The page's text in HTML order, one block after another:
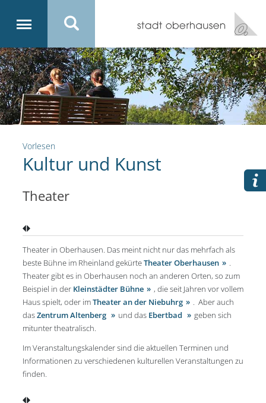
Vorlesen
Kultur und Kunst
Theater
Theater in Oberhausen. Das meint nicht nur das mehrfach als
beste Bühne im Rheinland gekürteTheater Oberhausen
.
Theater gibt es in Oberhausen noch an anderen Orten, so zum
Beispiel in der Kleinstädter Bühne
, die seit Jahren vor vollem
Haus spielt, oder imTheater an der Niebuhrg
. Aber auch
dasZentrum Altenberg und das Ebertbad
geben sich
mitunter theatralisch.
Im Veranstaltungskalender sind die aktuellen Terminen und
Informationen zu verschiedenen kulturellen Veranstaltungen zu
finden.